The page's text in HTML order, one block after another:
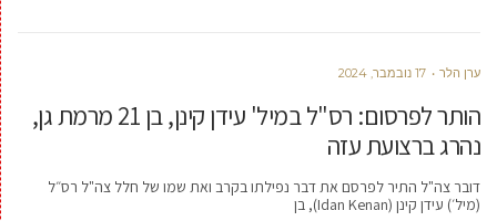
ערן הלר 17 נובמבר, 2024
הותר לפרסום: רס"ל במיל' עידן קינן, בן 21 מרמת גן,
נהרג ברצועת עזה
דובר צה"ל התיר לפרסם את דבר נפילתו בקרב ואת שמו של חלל צה"ל רס״ל
(מיל׳) עידן קינן (Idan Kenan), בן